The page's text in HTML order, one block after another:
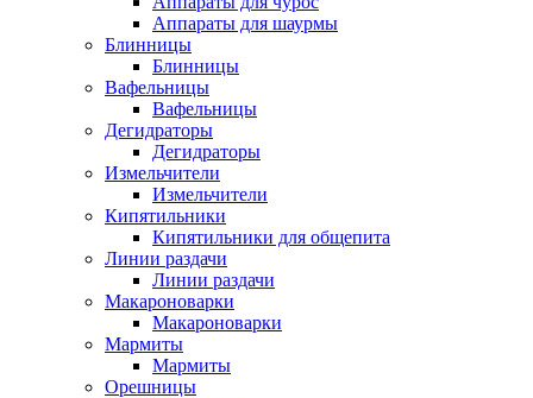
Аппараты для шаурмы
Блинницы
Блинницы
Вафельницы
Вафельницы
Дегидраторы
Дегидраторы
Измельчители
Измельчители
Кипятильники
Кипятильники для общепита
Линии раздачи
Линии раздачи
Макароноварки
Макароноварки
Мармиты
Мармиты
Орешницы